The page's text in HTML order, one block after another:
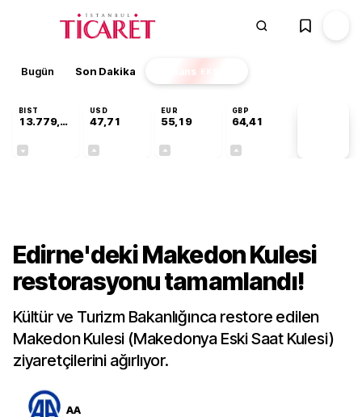
Bugün Son Dakika Finans EKSTRA
BIST
13.779,39
USD
47,71
EUR
55,19
GBP
64,41
Edirne'deki Makedon Kulesi
restorasyonu tamamlandı!
Kültür ve Turizm Bakanlığınca restore edilen
Makedon Kulesi (Makedonya Eski Saat Kulesi)
ziyaretçilerini ağırlıyor.
AA